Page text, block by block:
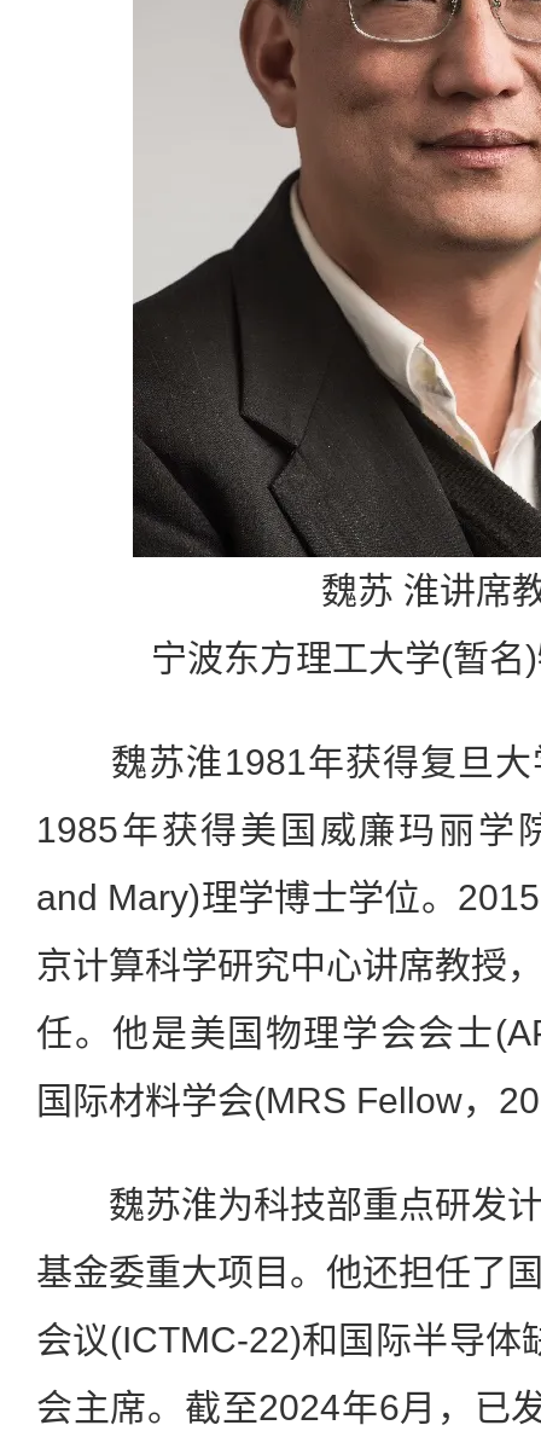
魏苏 淮讲席
宁波东方理工大学(暂名
魏苏淮1981年获得复旦大
1985年获得美国威廉玛丽学
and Mary)理学博士学位。
京计算科学研究中心讲席教授
任。他是美国物理学会会士
国际材料学会(MRS Fellow，
魏苏淮为科技部重点研发计
基金委重大项目。他还担任了
会议(ICTMC-22)和国际半导体
会主席。截至2024年6月，已